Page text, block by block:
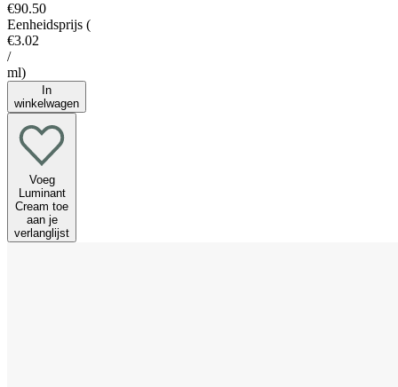
€90.50
Eenheidsprijs (
€3.02
/
ml)
In
winkelwagen
Voeg
Luminant
Cream toe
aan je
verlanglijst